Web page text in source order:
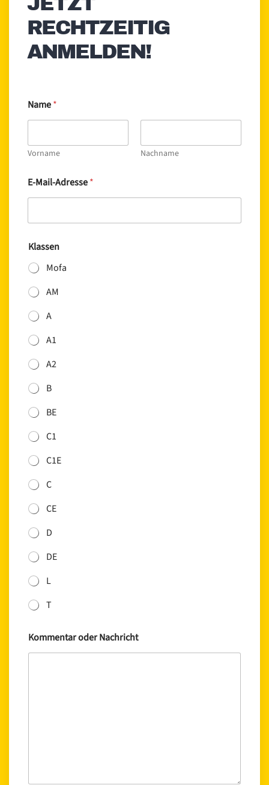
RECHTZEITIG
ANMELDEN!
Name*
Vorname Nachname
E-Mail-Adresse*
Klassen
Mofa
AM
A
A1
A2
B
BE
C1
C1E
C
CE
D
DE
L
T
Kommentar oder Nachricht